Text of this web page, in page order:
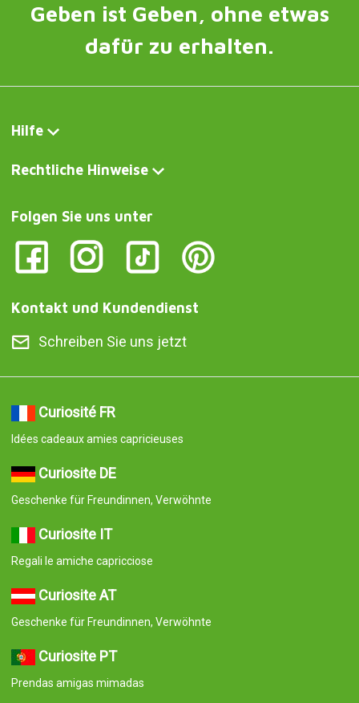
Geben ist Geben, ohne etwas
dafür zu erhalten.
Hilfe
Rechtliche Hinweise
Folgen Sie uns unter
Kontakt und Kundendienst
Schreiben Sie uns jetzt
Curiosité FR
Idées cadeaux amies capricieuses
Curiosite DE
Geschenke für Freundinnen, Verwöhnte
Curiosite IT
Regali le amiche capricciose
Curiosite AT
Geschenke für Freundinnen, Verwöhnte
Curiosite PT
Prendas amigas mimadas